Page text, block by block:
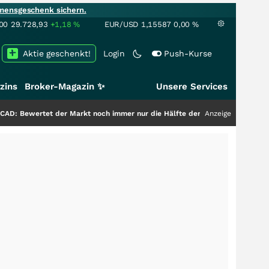
sichern.
29.728,93 +1,18% EUR/USD 1,15587 0,00 %
Login Push-Kurse
Aktie geschenkt!
Broker-Magazin ✨ Unsere Services
der Markt noch immer nur die Hälfte der Story?+++ Anzeige